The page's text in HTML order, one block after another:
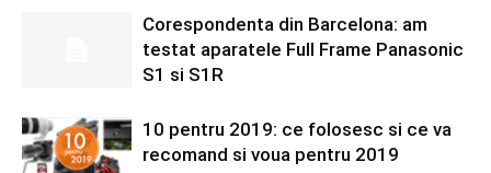
Corespondenta din Barcelona: am
testat aparatele Full Frame Panasonic
S1 si S1R
10 pentru 2019: ce folosesc si ce va
recomand si voua pentru 2019